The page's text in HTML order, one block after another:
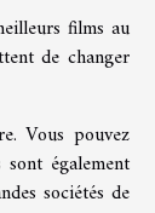
films au
de changer
Vous pouvez
également
sociétés de